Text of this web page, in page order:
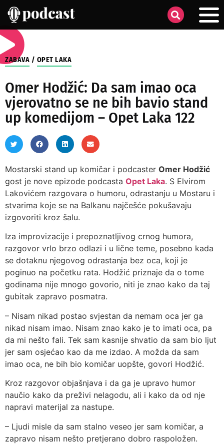
ZABAVA / OPET LAKA
Omer Hodžić: Da sam imao oca
vjerovatno se ne bih bavio stand
up komedijom – Opet Laka 122
Mostarski stand up komičar i podcaster Omer Hodžić
gost je nove epizode podcasta Opet Laka. S Elvirom
Lakovićem razgovara o humoru, odrastanju u Mostaru i
stvarima koje se na Balkanu najčešće pokušavaju
izgovoriti kroz šalu.
Iza improvizacije i prepoznatljivog crnog humora,
razgovor vrlo brzo odlazi i u lične teme, posebno kada
se dotaknu njegovog odrastanja bez oca, koji je
poginuo na početku rata. Hodžić priznaje da o tome
godinama nije mnogo govorio, niti je znao kako da taj
gubitak zapravo posmatra.
– Nisam nikad postao svjestan da nemam oca jer ga
nikad nisam imao. Nisam znao kako je to imati oca, pa
da mi nešto fali. Tek sam kasnije shvatio da sam bio ljut
jer sam osjećao kao da me izdao. A možda da sam
imao oca, ne bih bio komičar uopšte, govori Hodžić.
Kroz razgovor objašnjava i da ga je upravo humor
naučio kako da preživi nelagodu, ali i kako da od nje
napravi materijal za nastupe.
– Ljudi misle da sam stalno veseo jer sam komičar, a
zapravo nisam nešto pretjerano dobro raspoložen.